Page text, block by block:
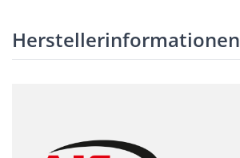
Herstellerinformationen